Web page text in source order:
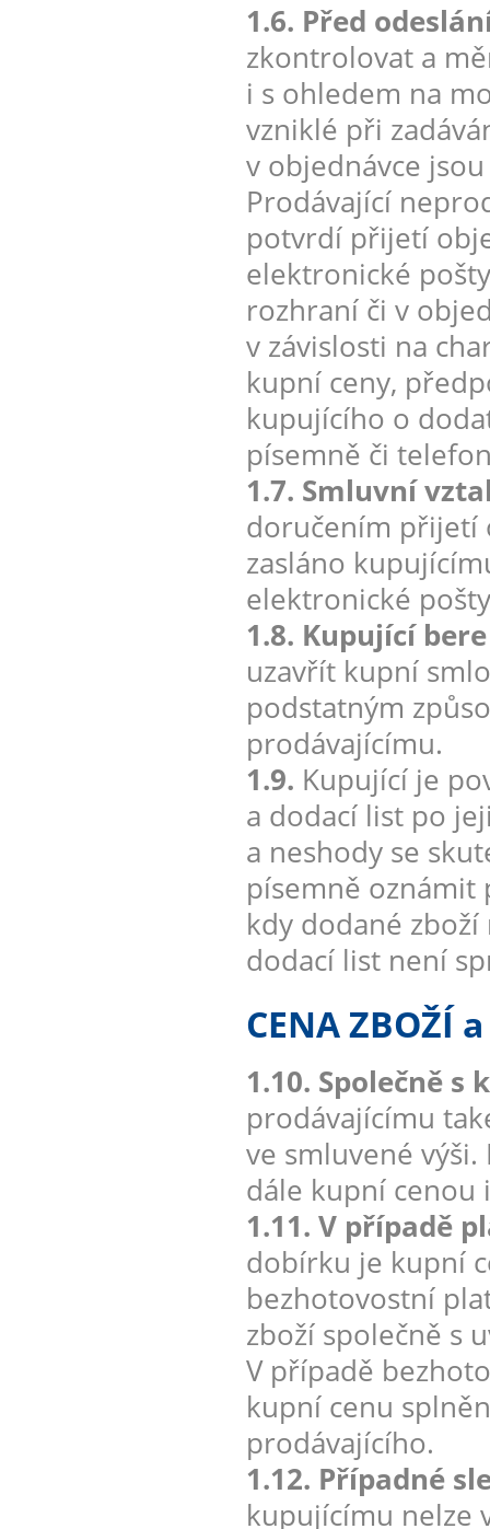
1.6. Před
zkontrolovat a
i s ohledem na
vzniklé při
v objednávce
Prodávající
potvrdí přijetí
elektronické
rozhraní či v
v závislosti na
kupní ceny,
kupujícího o
písemně či
1.7. Smluvní
doručením přijetí
zasláno
elektronické
1.8. Kupující
uzavřít kupní
podstatným
prodávajícímu.
1.9. Kupující je
a dodací list po
a neshody se
písemně oznámit
kdy dodané
dodací list není
CENA ZBOŽÍ
1.10. Společně s
prodávajícímu
ve smluvené
dále kupní cenou
1.11. V případě
dobírku je kupní
bezhotovostní
zboží společně s
V případě
kupní cenu
prodávajícího.
1.12. Případné
kupujícímu nelze